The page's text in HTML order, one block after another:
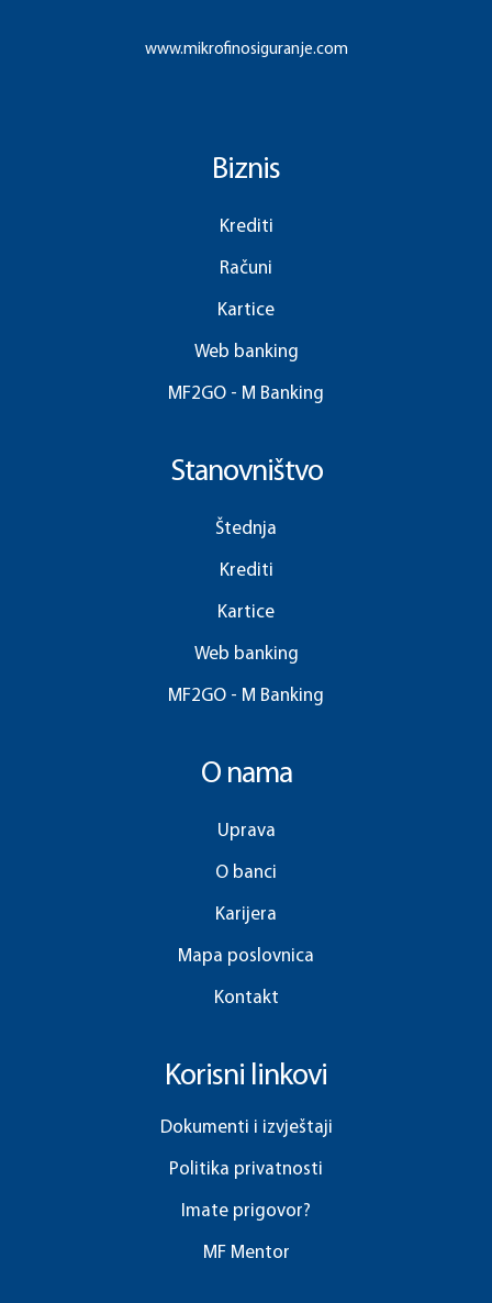
www.mikrofinosiguranje.com
Biznis
Krediti
Računi
Kartice
Web banking
MF2GO - M Banking
Stanovništvo
Štednja
Krediti
Kartice
Web banking
MF2GO - M Banking
O nama
Uprava
O banci
Karijera
Mapa poslovnica
Kontakt
Korisni linkovi
Dokumenti i izvještaji
Politika privatnosti
Imate prigovor?
MF Mentor